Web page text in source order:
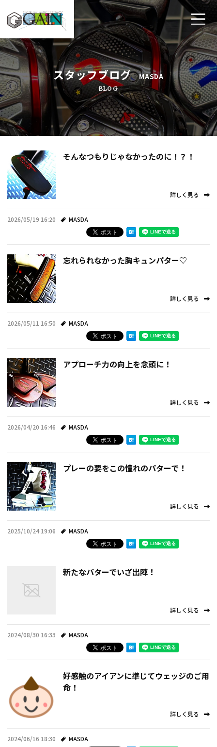
ホーム
ゴルフ工房ゲインについて
工房メニュー
アクセス・店舗案内
よくあるご質問
プライバシーポリシー
事例紹介
スタッフブログ
スタッフブログ MASDA
BLOG
そんなつもりじゃなかったのに！？！
詳しく見る
2026/05/19 16:20 MASDA
忘れられなかった胸キュンパター♡
詳しく見る
2026/05/11 16:50 MASDA
アプローチ力の向上を念頭に！
詳しく見る
2026/04/20 16:46 MASDA
プレーの要をこの憧れのパターで！
詳しく見る
2025/10/24 19:06 MASDA
新たなパターでいざ出陣！
詳しく見る
2024/08/30 16:33 MASDA
好感触のアイアンに準じてウェッジのご用
命！
詳しく見る
2024/06/16 18:30 MASDA